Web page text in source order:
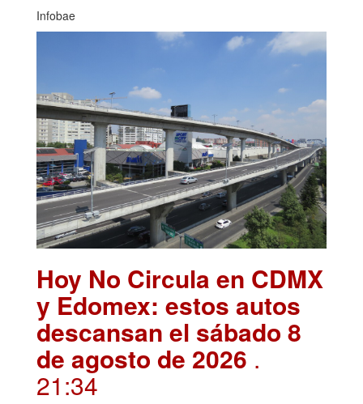
Infobae
Hoy No Circula en CDMX
y Edomex: estos autos
descansan el sábado 8
de agosto de 2026 .
21:34